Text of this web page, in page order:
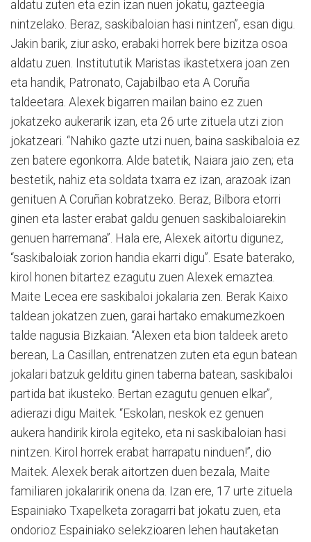
aldatu zuten eta ezin izan nuen jokatu, gazteegia
nintzelako. Beraz, saskibaloian hasi nintzen”, esan digu.
Jakin barik, ziur asko, erabaki horrek bere bizitza osoa
aldatu zuen. Institututik Maristas ikastetxera joan zen
eta handik, Patronato, Cajabilbao eta A Coruña
taldeetara. Alexek bigarren mailan baino ez zuen
jokatzeko aukerarik izan, eta 26 urte zituela utzi zion
jokatzeari. “Nahiko gazte utzi nuen, baina saskibaloia ez
zen batere egonkorra. Alde batetik, Naiara jaio zen; eta
bestetik, nahiz eta soldata txarra ez izan, arazoak izan
genituen A Coruñan kobratzeko. Beraz, Bilbora etorri
ginen eta laster erabat galdu genuen saskibaloiarekin
genuen harremana”. Hala ere, Alexek aitortu digunez,
“saskibaloiak zorion handia ekarri digu”. Esate baterako,
kirol honen bitartez ezagutu zuen Alexek emaztea.
Maite Lecea ere saskibaloi jokalaria zen. Berak Kaixo
taldean jokatzen zuen, garai hartako emakumezkoen
talde nagusia Bizkaian. “Alexen eta bion taldeek areto
berean, La Casillan, entrenatzen zuten eta egun batean
jokalari batzuk gelditu ginen taberna batean, saskibaloi
partida bat ikusteko. Bertan ezagutu genuen elkar”,
adierazi digu Maitek. “Eskolan, neskok ez genuen
aukera handirik kirola egiteko, eta ni saskibaloian hasi
nintzen. Kirol horrek erabat harrapatu ninduen!”, dio
Maitek. Alexek berak aitortzen duen bezala, Maite
familiaren jokalaririk onena da. Izan ere, 17 urte zituela
Espainiako Txapelketa zoragarri bat jokatu zuen, eta
ondorioz Espainiako selekzioaren lehen hautaketan